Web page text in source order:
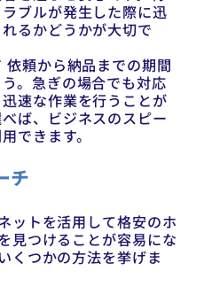
ブルが発生した際に迅
るかどうかが大切で
依頼から納品までの期間
。急ぎの場合でも対応
速な作業を行うことが
ば、ビジネスのスピー
できます。
チ
ットを活用して格安のホ
見つけることが容易にな
くつかの方法を挙げま